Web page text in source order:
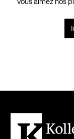
Vous aimez nos